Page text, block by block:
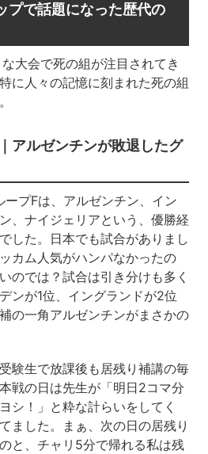
プで話題になった歴代の
大会で死の組が注目されてき
に人々の記憶に刻まれた死の組
アルゼンチンが敗退したグ
プFは、アルゼンチン、イン
、ナイジェリアという、優勝経
した。日本でも試合がありまし
カム人気がハンパなかったの
のでは？試合は引き分けも多く
ンが1位、イングランドが2位
の一角アルゼンチンがまさかの
験生で放課後も居残り補講の毎
戦の日は先生が「明日2コマ分
シ！」と粋な計らいをしてく
ました。まぁ、次の日の居残り
と、チャリ5分で帰れる私は残